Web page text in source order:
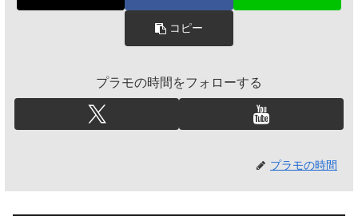
コピー
プラモの時間をフォローする
プラモの時間